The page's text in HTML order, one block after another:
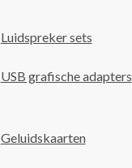
Luidspreker sets
USB grafische adapters
Geluidskaarten